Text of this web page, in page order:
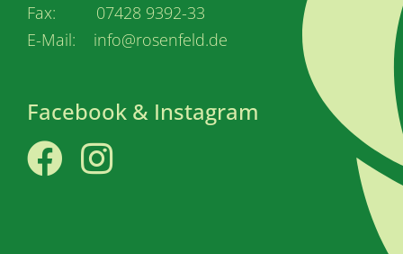
Fax: 07428 9392-33
E-Mail: info@rosenfeld.de
Facebook & Instagram